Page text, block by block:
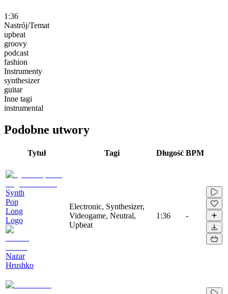
1:36
Nastrój/Temat
upbeat
groovy
podcast
fashion
Instrumenty
synthesizer
guitar
Inne tagi
instrumental
Podobne utwory
Tytuł Tagi Długość BPM
Synth
Pop
Long
Logo
Nazar
Hrushko
Electronic, Synthesizer,
Videogame, Neutral,
Upbeat
1:36 -